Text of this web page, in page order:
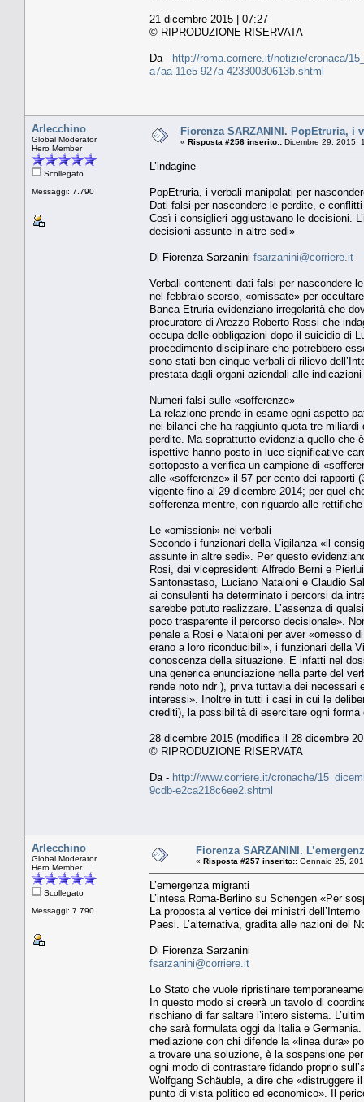
21 dicembre 2015 | 07:27
© RIPRODUZIONE RISERVATA
Da - http://roma.corriere.it/notizie/cronaca/
a7aa-11e5-927a-42330030613b.shtml
Arlecchino
Global Moderator
Hero Member
Scollegato
Messaggi: 7.790
Fiorenza SARZANINI. PopEtruria, i
« Risposta #256 inserito:: Dicembre 29, 2015,
L’indagine
PopEtruria, i verbali manipolati per
Dati falsi per nascondere le perdite, e
Così i consiglieri aggiustavano le decisioni.
decisioni assunte in altre sedi»
Di Fiorenza Sarzanini fsarzanini@corriere.it
Verbali contenenti dati falsi per nascondere
nel febbraio scorso, «omissate» per
Banca Etruria evidenziano irregolarità che
procuratore di Arezzo Roberto Rossi che
occupa delle obbligazioni dopo il suicidio di
procedimento disciplinare che potrebbero
sono stati ben cinque verbali di rilievo
prestata dagli organi aziendali alle
Numeri falsi sulle «sofferenze»
La relazione prende in esame ogni aspetto
nei bilanci che ha raggiunto quota tre
perdite. Ma soprattutto evidenzia quello che
ispettive hanno posto in luce significative
sottoposto a verifica un campione di
alle «sofferenze» il 57 per cento dei rapporti
vigente fino al 29 dicembre 2014; per quel
sofferenza mentre, con riguardo alle
Le «omissioni» nei verbali
Secondo i funzionari della Vigilanza «il
assunte in altre sedi». Per questo
Rosi, dai vicepresidenti Alfredo Berni e
Santonastaso, Luciano Nataloni e Claudio
ai consulenti ha determinato i percorsi da
sarebbe potuto realizzare. L’assenza di
poco trasparente il percorso decisionale».
penale a Rosi e Nataloni per aver «omesso
erano a loro riconducibili», i funzionari della
conoscenza della situazione. E infatti nel
una generica enunciazione nella parte del
rende noto ndr ), priva tuttavia dei necessari
interessi». Inoltre in tutti i casi in cui le
crediti), la possibilità di esercitare ogni
28 dicembre 2015 (modifica il 28 dicembre
© RIPRODUZIONE RISERVATA
Da - http://www.corriere.it/cronache/
9cdb-e2ca218c6ee2.shtml
Arlecchino
Global Moderator
Hero Member
Scollegato
Messaggi: 7.790
Fiorenza SARZANINI.
« Risposta #257 inserito:: Gennaio 25,
L’emergenza migranti
L’intesa Roma-Berlino su Schengen «Per
La proposta al vertice dei ministri
Paesi. L’alternativa, gradita alle nazioni del
Di Fiorenza Sarzanini
fsarzanini@corriere.it
Lo Stato che vuole ripristinare
In questo modo si creerà un tavolo di
rischiano di far saltare l’intero sistema.
che sarà formulata oggi da Italia e
mediazione con chi difende la «linea dura»
a trovare una soluzione, è la sospensione
ogni modo di contrastare fidando proprio
Wolfgang Schäuble, a dire che «distruggere
punto di vista politico ed economico». Il